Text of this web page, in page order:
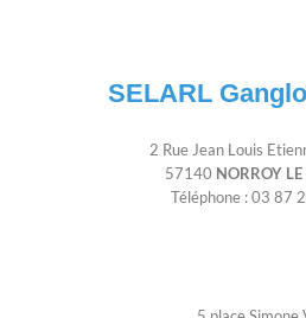
SELARL
2 Rue Jean Louis
57140 NORROY LE
Téléphone : 03 87